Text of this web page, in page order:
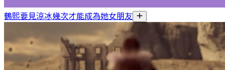
鶴熙要見涼冰幾次才能成為她女朋友